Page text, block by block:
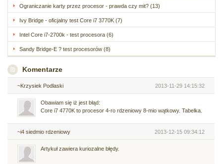
Ograniczanie karty przez procesor - prawda czy mit? (13)
Ivy Bridge - oficjalny test Core i7 3770K (7)
Intel Core i7-2700k - test procesora (6)
Sandy Bridge-E ? test procesorów (8)
Komentarze
~Krzysiek Podlaski 2013-11-29 14:15:32
Obawiam się iż jest błąd:
Core i7 4770K to procesor 4-ro rdzeniowy 8-mio wątkowy. Tabelka.
~i4 siedmio rdzeniowy 2013-12-15 09:34:12
Artykuł zawiera kuriozalne błędy.